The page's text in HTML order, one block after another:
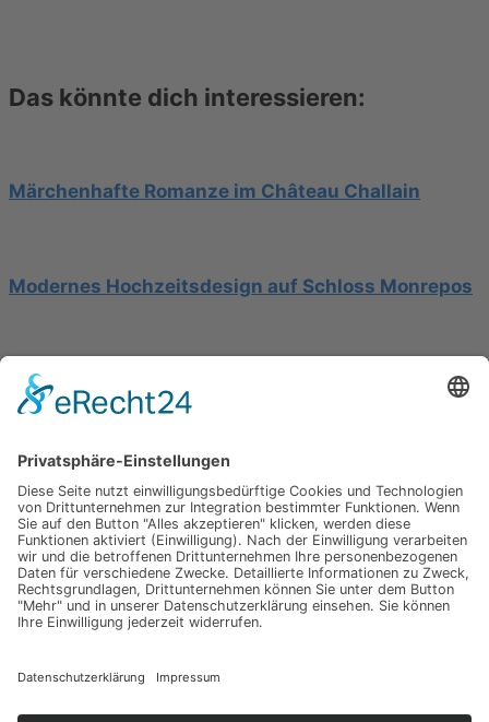
Das könnte dich interessieren:
Märchenhafte Romanze im Château Challain
Modernes Hochzeitsdesign auf Schloss Monrepos
Hochzeit am Gardasee auf einer Segelyacht
Impressum
Werbung
About
Einsendung
AGB
Datenschutzerklärung
About